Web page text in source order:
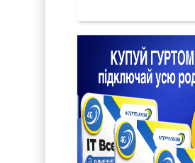
пакетів, SIM-
карти для
зв’язку